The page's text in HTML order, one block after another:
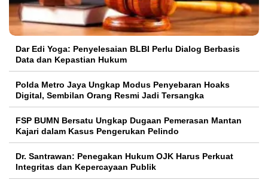
Dar Edi Yoga: Penyelesaian BLBI Perlu Dialog Berbasis
Data dan Kepastian Hukum
Polda Metro Jaya Ungkap Modus Penyebaran Hoaks
Digital, Sembilan Orang Resmi Jadi Tersangka
FSP BUMN Bersatu Ungkap Dugaan Pemerasan Mantan
Kajari dalam Kasus Pengerukan Pelindo
Dr. Santrawan: Penegakan Hukum OJK Harus Perkuat
Integritas dan Kepercayaan Publik